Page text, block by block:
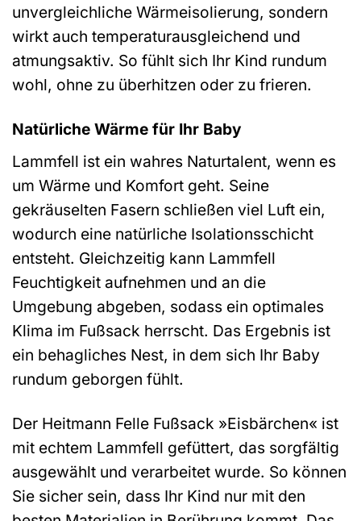
unvergleichliche Wärmeisolierung, sondern
wirkt auch temperaturausgleichend und
atmungsaktiv. So fühlt sich Ihr Kind rundum
wohl, ohne zu überhitzen oder zu frieren.
Natürliche Wärme für Ihr Baby
Lammfell ist ein wahres Naturtalent, wenn es
um Wärme und Komfort geht. Seine
gekräuselten Fasern schließen viel Luft ein,
wodurch eine natürliche Isolationsschicht
entsteht. Gleichzeitig kann Lammfell
Feuchtigkeit aufnehmen und an die
Umgebung abgeben, sodass ein optimales
Klima im Fußsack herrscht. Das Ergebnis ist
ein behagliches Nest, in dem sich Ihr Baby
rundum geborgen fühlt.
Der Heitmann Felle Fußsack »Eisbärchen« ist
mit echtem Lammfell gefüttert, das sorgfältig
ausgewählt und verarbeitet wurde. So können
Sie sicher sein, dass Ihr Kind nur mit den